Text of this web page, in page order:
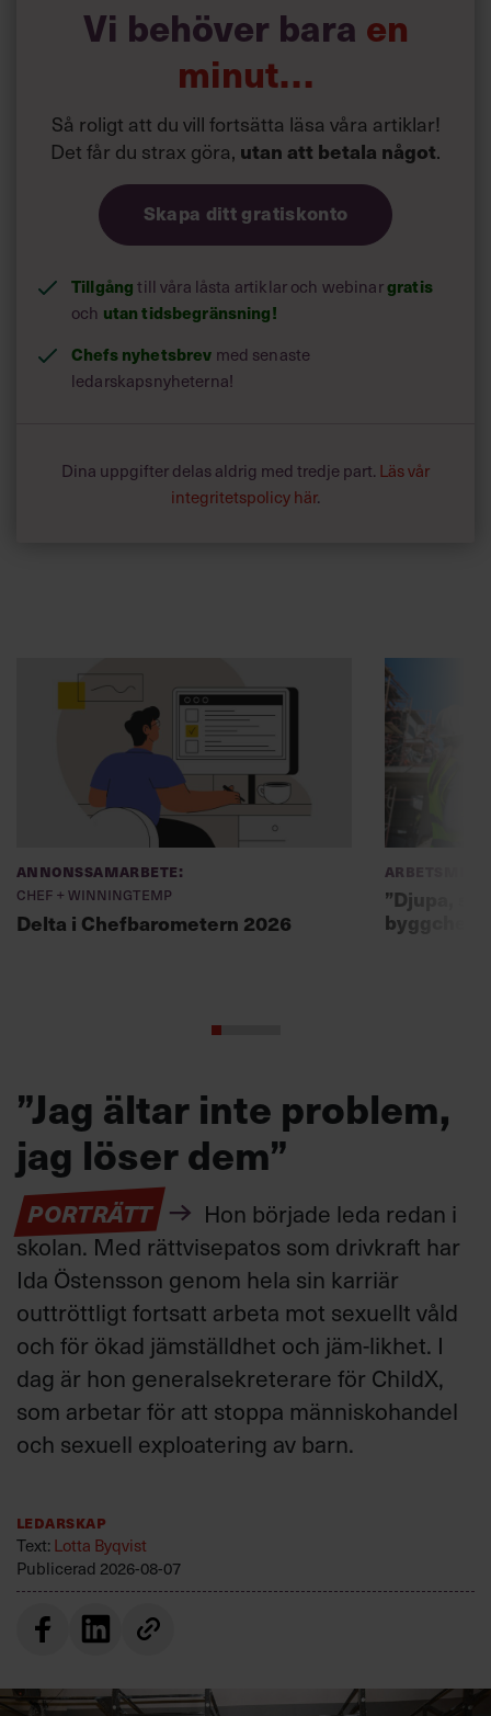
Vi behöver bara en
minut…
Så roligt att du vill fortsätta läsa våra artiklar!
Det får du strax göra, utan att betala något.
Skapa ditt gratiskonto
Tillgång till våra låsta artiklar och webinargratis
och utan tidsbegränsning!
Chefs nyhetsbrev med senaste
ledarskapsnyheterna!
Dina uppgifter delas aldrig med tredje part. Läs vår
integritetspolicy här.
Annonssamarbete:
Chef + Winningtemp
Delta i Chefbarometern 2026
Arbetsmiljö
”Djupa,
”Jag ältar inte problem,
jag löser dem”
PORTRÄTT
Hon började leda redan i
skolan. Med rättvisepatos som drivkraft har
Ida Östensson genom hela sin karriär
outtröttligt fortsatt arbeta mot sexuellt våld
och för ökad jämställdhet och jäm-likhet. I
dag är hon generalsekreterare för ChildX,
som arbetar för att stoppa människohandel
och sexuell exploatering av barn.
Ledarskap
Text: Lotta Byqvist
Publicerad 2026-08-07